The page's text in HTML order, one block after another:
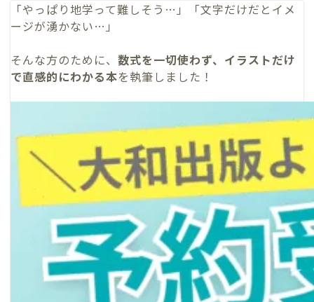
「やっぱり地学って難しそう…」「文字だけだとイメ
ージが湧かない…」
そんな方のために、 数式を一切使わず、イラストだけ
で直感的にわかる本を執筆しました！